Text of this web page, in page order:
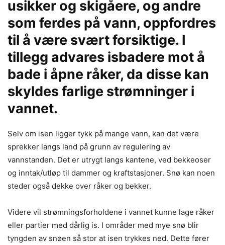
usikker og skigåere, og andre
som ferdes på vann, oppfordres
til å være svært forsiktige. I
tillegg advares isbadere mot å
bade i åpne råker, da disse kan
skyldes farlige strømninger i
vannet.
Selv om isen ligger tykk på mange vann, kan det være
sprekker langs land på grunn av regulering av
vannstanden. Det er utrygt langs kantene, ved bekkeoser
og inntak/utløp til dammer og kraftstasjoner. Snø kan noen
steder også dekke over råker og bekker.
Videre vil strømningsforholdene i vannet kunne lage råker
eller partier med dårlig is. I områder med mye snø blir
tyngden av snøen så stor at isen trykkes ned. Dette fører